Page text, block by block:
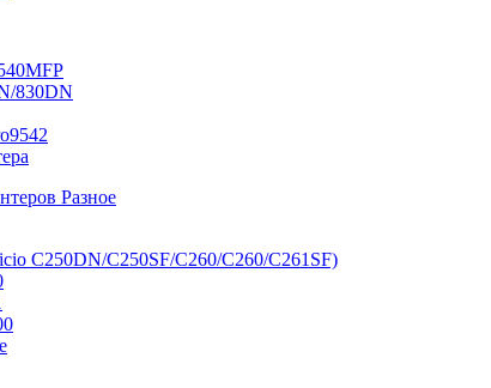
830DN
Разное
C250DN/C250SF/C260/C260/C261SF)